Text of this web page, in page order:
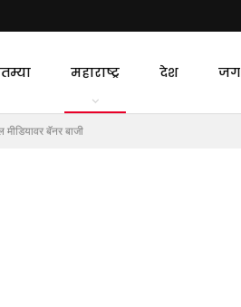
महाराष्ट्र देश जग
बॅनर बाजी